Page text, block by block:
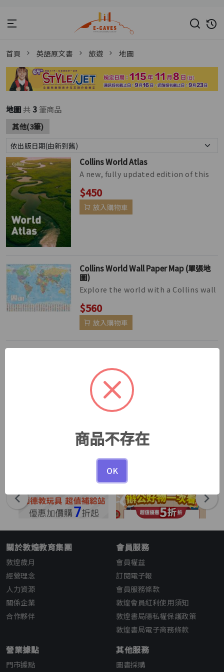
首頁 英語原文書 旅遊 地圖
地圖共 3 筆商品
其他(3筆)
Collins World Atlas
A new, fully updated edition of this
bestselling atlas of the world. Great
value and contains all th...
$450
放入購物車
Collins World Wall Paper Map (單張地
圖)
Explore the world with a Collins wall
map Fully updated world map to
include the latest political ch...
$560
放入購物車
The Historical Atlas of the World
presents important periods and
turning points in 5,000 years of wo...
$420
放入購物車
1 / 1
關於敦煌教育集團
敦煌歲月
經營理念
人力資源
關係企業
合作夥伴
會員服務
會員權益
訂閱電子報
會員服務條款
敦煌會員紅利使用須知
敦煌書局隱私權保護政策
敦煌書局電子商務條款
營業據點
門市據點
其他服務
圖書採購
商品不存在
OK